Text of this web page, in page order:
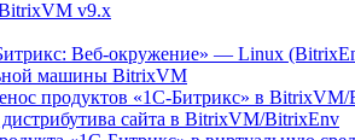
v9.x
Веб-окружение» — Linux
машины BitrixVM
продуктов «1С-Битрикс» в
дистрибутива сайта в BitrixVM/BitrixEnv